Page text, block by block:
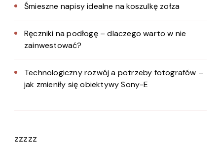
Śmieszne napisy idealne na koszulkę zołza
Ręczniki na podłogę – dlaczego warto w nie
zainwestować?
Technologiczny rozwój a potrzeby fotografów –
jak zmieniły się obiektywy Sony-E
zzzzz